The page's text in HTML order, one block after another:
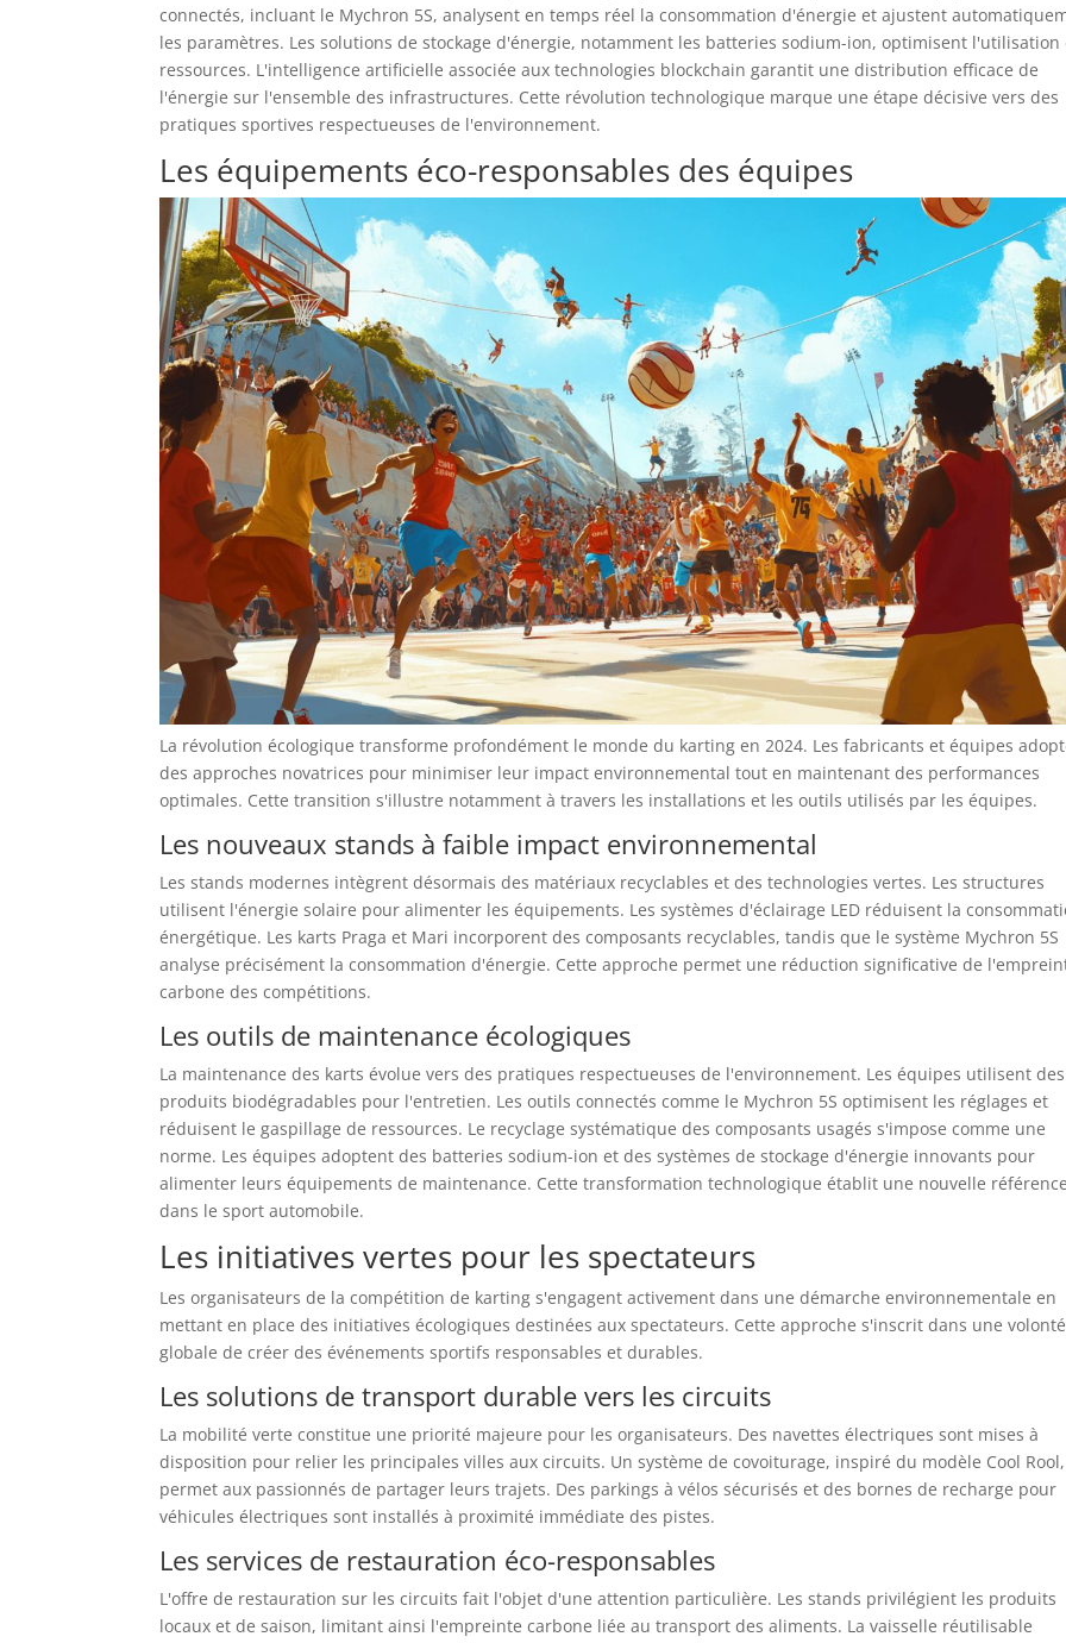
connectés, incluant le Mychron 5S, analysent en temps réel la consommation d'énergie et ajustent
les paramètres. Les solutions de stockage d'énergie, notamment les batteries sodium-ion, optimisent l'utilisation
ressources. L'intelligence artificielle associée aux technologies blockchain garantit une distribution efficace de
l'énergie sur l'ensemble des infrastructures. Cette révolution technologique marque une étape décisive vers des
pratiques sportives respectueuses de l'environnement.
Les équipements éco-responsables des équipes
La révolution écologique transforme profondément le monde du karting en 2024. Les fabricants et équipes
des approches novatrices pour minimiser leur impact environnemental tout en maintenant des performances
optimales. Cette transition s'illustre notamment à travers les installations et les outils utilisés par les équipes.
Les nouveaux stands à faible impact environnemental
Les stands modernes intègrent désormais des matériaux recyclables et des technologies vertes. Les structures
utilisent l'énergie solaire pour alimenter les équipements. Les systèmes d'éclairage LED réduisent la
énergétique. Les karts Praga et Mari incorporent des composants recyclables, tandis que le système Mychron 5S
analyse précisément la consommation d'énergie. Cette approche permet une réduction significative de
carbone des compétitions.
Les outils de maintenance écologiques
La maintenance des karts évolue vers des pratiques respectueuses de l'environnement. Les équipes utilisent des
produits biodégradables pour l'entretien. Les outils connectés comme le Mychron 5S optimisent les réglages et
réduisent le gaspillage de ressources. Le recyclage systématique des composants usagés s'impose comme une
norme. Les équipes adoptent des batteries sodium-ion et des systèmes de stockage d'énergie innovants pour
alimenter leurs équipements de maintenance. Cette transformation technologique établit une nouvelle
dans le sport automobile.
Les initiatives vertes pour les spectateurs
Les organisateurs de la compétition de karting s'engagent activement dans une démarche environnementale en
mettant en place des initiatives écologiques destinées aux spectateurs. Cette approche s'inscrit dans une volonté
globale de créer des événements sportifs responsables et durables.
Les solutions de transport durable vers les circuits
La mobilité verte constitue une priorité majeure pour les organisateurs. Des navettes électriques sont mises à
disposition pour relier les principales villes aux circuits. Un système de covoiturage, inspiré du modèle Cool Rool,
permet aux passionnés de partager leurs trajets. Des parkings à vélos sécurisés et des bornes de recharge pour
véhicules électriques sont installés à proximité immédiate des pistes.
Les services de restauration éco-responsables
L'offre de restauration sur les circuits fait l'objet d'une attention particulière. Les stands privilégient les produits
locaux et de saison, limitant ainsi l'empreinte carbone liée au transport des aliments. La vaisselle réutilisable